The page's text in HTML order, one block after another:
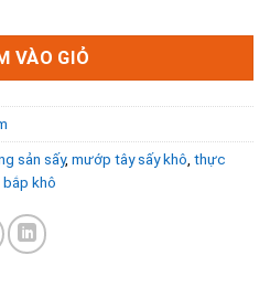
VÀO GIỎ
sản sấy, mướp tây sấy khô thực
khô